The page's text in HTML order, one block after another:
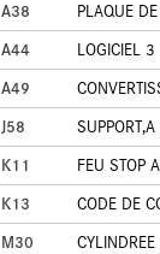
A38
PLAQUE
A44
LOGICIEL 3
A49
J58
SUPPORT,A
K11
FEU STOP
K13
CODE DE
M30